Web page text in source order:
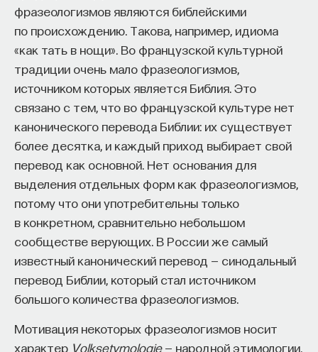
фразеологизмов являются библейскими
по происхождению. Такова, например, идиома
«как тать в нощи». Во французской культурной
традиции очень мало фразеологизмов,
источником которых является Библия. Это
связано с тем, что во французской культуре нет
канонического перевода Библии: их существует
более десятка, и каждый приход выбирает свой
перевод как основной. Нет основания для
выделения отдельных форм как фразеологизмов,
потому что они употребительны только
в конкретном, сравнительно небольшом
сообществе верующих. В России же самый
известный канонический перевод — синодальный
перевод Библии, который стал источником
большого количества фразеологизмов.
Мотивация некоторых фразеологизмов носит
характер Volksetymologie— народной этимологии.